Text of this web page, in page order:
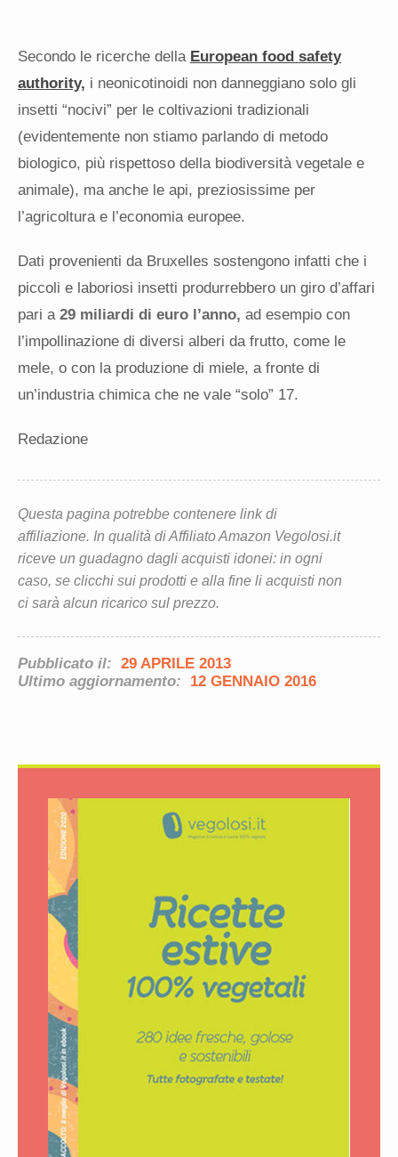
Secondo le ricerche della European food safety
authority, i neonicotinoidi non danneggiano solo gli
insetti “nocivi” per le coltivazioni tradizionali
(evidentemente non stiamo parlando di metodo
biologico, più rispettoso della biodiversità vegetale e
animale), ma anche le api, preziosissime per
l’agricoltura e l’economia europee.
Dati provenienti da Bruxelles sostengono infatti che i
piccoli e laboriosi insetti produrrebbero un giro d’affari
pari a 29 miliardi di euro l’anno, ad esempio con
l’impollinazione di diversi alberi da frutto, come le
mele, o con la produzione di miele, a fronte di
un’industria chimica che ne vale “solo” 17.
Redazione
Questa pagina potrebbe contenere link di
affiliazione. In qualità di Affiliato Amazon Vegolosi.it
riceve un guadagno dagli acquisti idonei: in ogni
caso, se clicchi sui prodotti e alla fine li acquisti non
ci sarà alcun ricarico sul prezzo.
Pubblicato il: 29 APRILE 2013
Ultimo aggiornamento:
12 GENNAIO 2016